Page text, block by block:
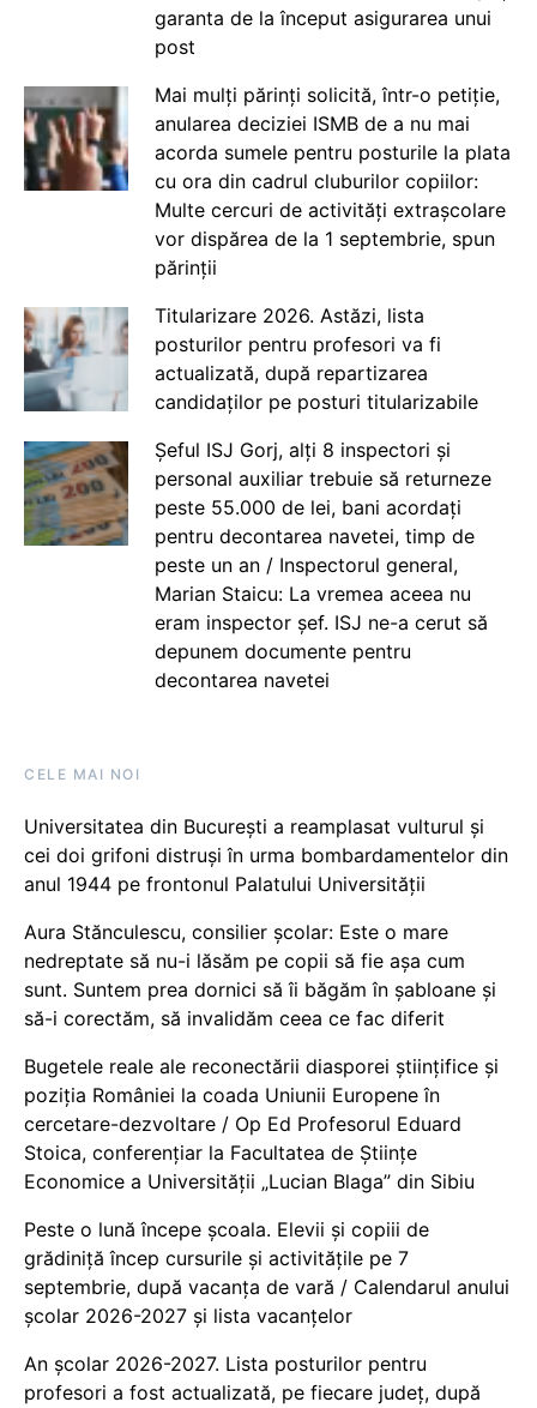
garanta de la început asigurarea unui
post
Mai mulți părinți solicită, într-o petiție,
anularea deciziei ISMB de a nu mai
acorda sumele pentru posturile la plata
cu ora din cadrul cluburilor copiilor:
Multe cercuri de activități extrașcolare
vor dispărea de la 1 septembrie, spun
părinții
Titularizare 2026. Astăzi, lista
posturilor pentru profesori va fi
actualizată, după repartizarea
candidaților pe posturi titularizabile
Șeful ISJ Gorj, alți 8 inspectori și
personal auxiliar trebuie să returneze
peste 55.000 de lei, bani acordați
pentru decontarea navetei, timp de
peste un an / Inspectorul general,
Marian Staicu: La vremea aceea nu
eram inspector șef. ISJ ne-a cerut să
depunem documente pentru
decontarea navetei
CELE MAI NOI
Universitatea din București a reamplasat vulturul și
cei doi grifoni distruși în urma bombardamentelor din
anul 1944 pe frontonul Palatului Universității
Aura Stănculescu, consilier școlar: Este o mare
nedreptate să nu-i lăsăm pe copii să fie așa cum
sunt. Suntem prea dornici să îi băgăm în șabloane și
să-i corectăm, să invalidăm ceea ce fac diferit
Bugetele reale ale reconectării diasporei științifice și
poziția României la coada Uniunii Europene în
cercetare-dezvoltare / Op Ed Profesorul Eduard
Stoica, conferențiar la Facultatea de Științe
Economice a Universității „Lucian Blaga” din Sibiu
Peste o lună începe școala. Elevii și copiii de
grădiniță încep cursurile și activitățile pe 7
septembrie, după vacanța de vară / Calendarul anului
școlar 2026-2027 și lista vacanțelor
An școlar 2026-2027. Lista posturilor pentru
profesori a fost actualizată, pe fiecare județ, după